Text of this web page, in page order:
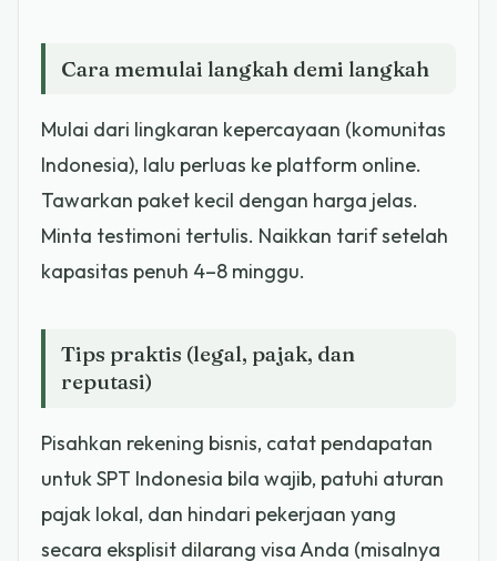
Cara memulai langkah demi langkah
Mulai dari lingkaran kepercayaan (komunitas
Indonesia), lalu perluas ke platform online.
Tawarkan paket kecil dengan harga jelas.
Minta testimoni tertulis. Naikkan tarif setelah
kapasitas penuh 4–8 minggu.
Tips praktis (legal, pajak, dan
reputasi)
Pisahkan rekening bisnis, catat pendapatan
untuk SPT Indonesia bila wajib, patuhi aturan
pajak lokal, dan hindari pekerjaan yang
secara eksplisit dilarang visa Anda (misalnya